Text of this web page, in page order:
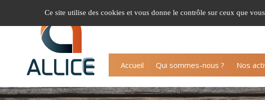
Accueil Qui sommes-nous ? Nos
Ce site utilise des cookies et vous donne le contrôle sur ceux que